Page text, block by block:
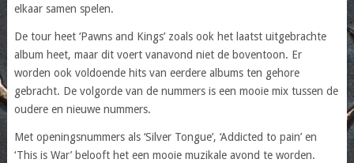
elkaar samen spelen.
De tour heet ‘Pawns and Kings’ zoals ook het laatst uitgebrachte
album heet, maar dit voert vanavond niet de boventoon. Er
worden ook voldoende hits van eerdere albums ten gehore
gebracht. De volgorde van de nummers is een mooie mix tussen de
oudere en nieuwe nummers.
Met openingsnummers als ‘Silver Tongue’, ‘Addicted to pain’ en
‘This is War’ belooft het een mooie muzikale avond te worden.